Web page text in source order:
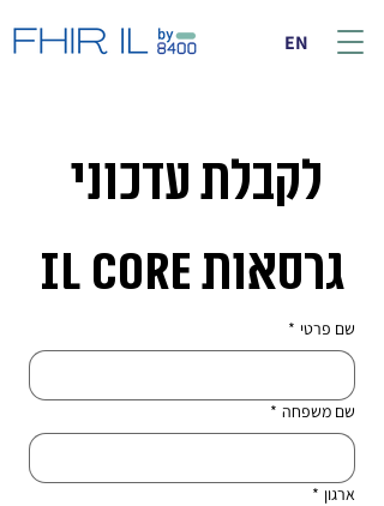
EN
לקבלת עדכוני
גרסאות IL CORE
שם פרטי *
שם משפחה *
ארגון *